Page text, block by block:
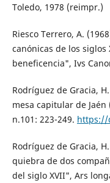
Toledo, 1978 (reimpr.)
Riesco Terrero, A.
canónicas de los
beneficencia", Ivs
Rodríguez de Gracia,
mesa capitular de Jaén
n.101: 223-249. https://
Rodríguez de Gracia,
quiebra de dos
del siglo XVII", Ars